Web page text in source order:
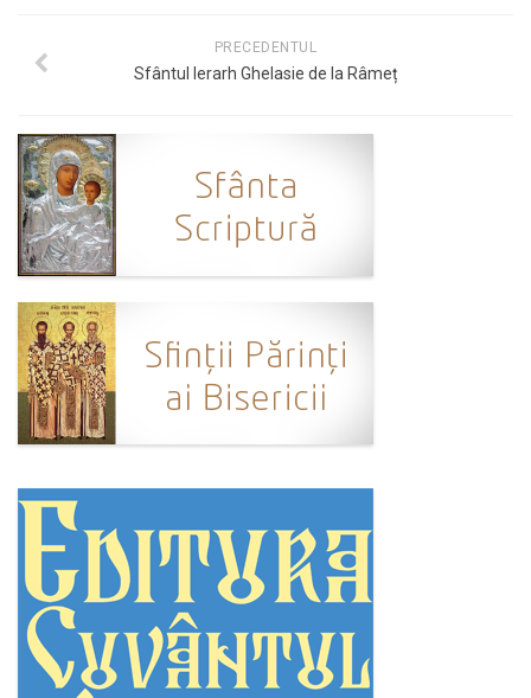
PRECEDENTUL
Sfântul Ierarh Ghelasie de la Râmeț